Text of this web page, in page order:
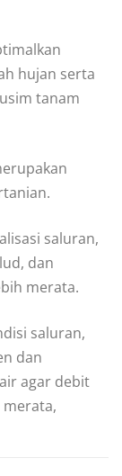
hujan serta
tanam
saluran,
dan
merata.
saluran,
dan
agar debit